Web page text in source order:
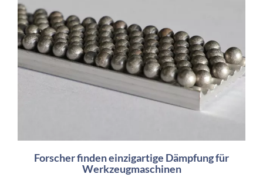
Forscher finden einzigartige Dämpfung für
Werkzeugmaschinen